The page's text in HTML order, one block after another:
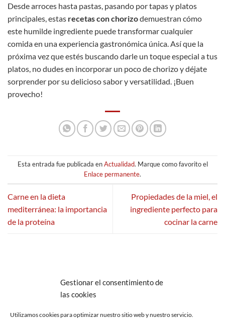
Gestionar el consentimiento de
las cookies
Utilizamos cookies para optimizar nuestro sitio web y nuestro servicio.
Desde arroces hasta pastas, pasando por tapas y platos
principales, estas recetas con chorizodemuestran cómo
este humilde ingrediente puede transformar cualquier
comida en una experiencia gastronómica única. Así que la
próxima vez que estés buscando darle un toque especial a tus
platos, no dudes en incorporar un poco de chorizo y déjate
sorprender por su delicioso sabor y versatilidad. ¡Buen
provecho!
Esta entrada fue publicada enActualidad. Marque como favorito el
Enlace permanente.
Carne en la dieta
mediterránea: la importancia
de la proteína
Propiedades de la miel, el
ingrediente perfecto para
cocinar la carne
AVISO LEGAL
POLÍTICA DE PRIVACIDAD
POLÍTICA DE COOKIES (UE)
Copyright 2026 ©La Abuela Marga S.L.C/ Troya 36, 45190